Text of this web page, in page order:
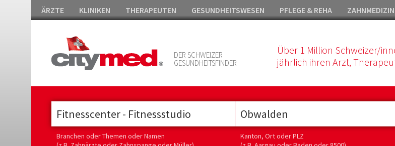
ÄRZTE KLINIKEN THERAPEUTEN GESUNDHEITSWESEN PFLEGE & REHA ZAHNMEDIZIN
DER SCHWEIZER
GESUNDHEITSFINDER
Über 1 Million Schweizer/
jährlich ihren Arzt,
Branchen oder Themen oder Namen
Kanton, Ort oder PLZ